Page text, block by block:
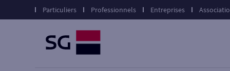
Particuliers Professionnels Entreprises